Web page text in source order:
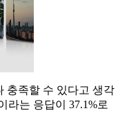
충족할 수 있다고 생각
라는 응답이 37.1%로